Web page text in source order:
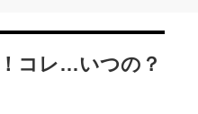
コレ…いつの？